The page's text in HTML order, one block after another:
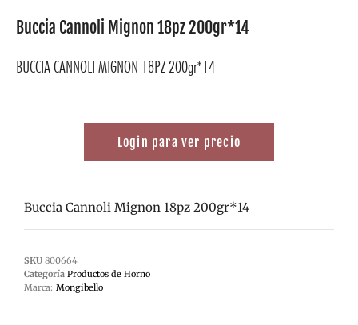
Buccia Cannoli Mignon 18pz 200gr*14
BUCCIA CANNOLI MIGNON 18PZ 200gr*14
Login para ver precio
Buccia Cannoli Mignon 18pz 200gr*14
SKU 800664
Categoría Productos de Horno
Marca: Mongibello